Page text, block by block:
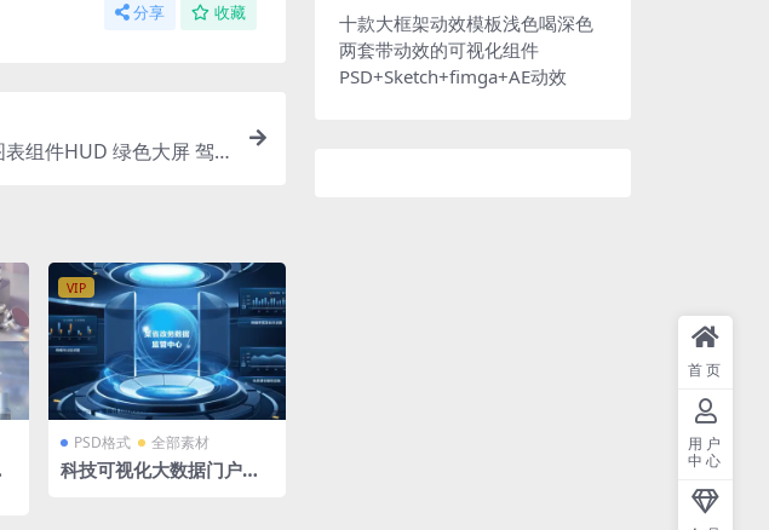
分享 收藏
组件HUD 绿色大屏 驾
VIP
PSD格式 全部素材
科技可视化大数据门户数
十款大框架动效模板浅色喝深色
两套带动效的可视化组件
PSD+Sketch+fimga+AE动效
首页
用户
中心